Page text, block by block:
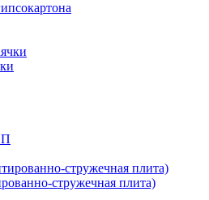
стружечная плита)